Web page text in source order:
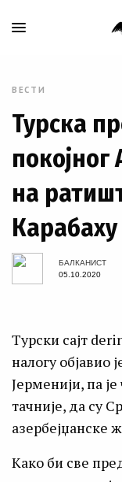
ВЕСТИ
Турска
покојног
на
Карабаху
БАЛКАНИСТ
05.10.2020
Турски сајт
налогу објавио
Јерменији, па
тачније, да су
азербејџанске
Како би све